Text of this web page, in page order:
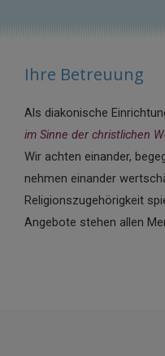
Ihre Betreuung
Als diakonische
im Sinne der christlichen
Wir achten einander,
nehmen einander
Religionszugehörigkeit
Angebote stehen allen